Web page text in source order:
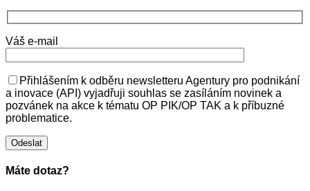
Váš e-mail
Přihlášením k odběru newsletteru Agentury pro podnikání
a inovace (API) vyjadřuji souhlas se zasíláním novinek a
pozvánek na akce k tématu OP PIK/OP TAK a k příbuzné
problematice.
Máte dotaz?